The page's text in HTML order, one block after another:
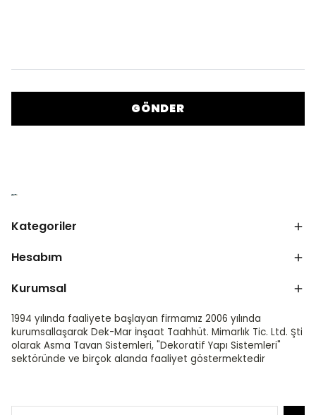
GÖNDER
Kategoriler
Hesabım
Kurumsal
1994 yılında faaliyete başlayan firmamız 2006 yılında
kurumsallaşarak Dek-Mar İnşaat Taahhüt. Mimarlık Tic. Ltd. Şti
olarak Asma Tavan Sistemleri, "Dekoratif Yapı Sistemleri"
sektöründe ve birçok alanda faaliyet göstermektedir